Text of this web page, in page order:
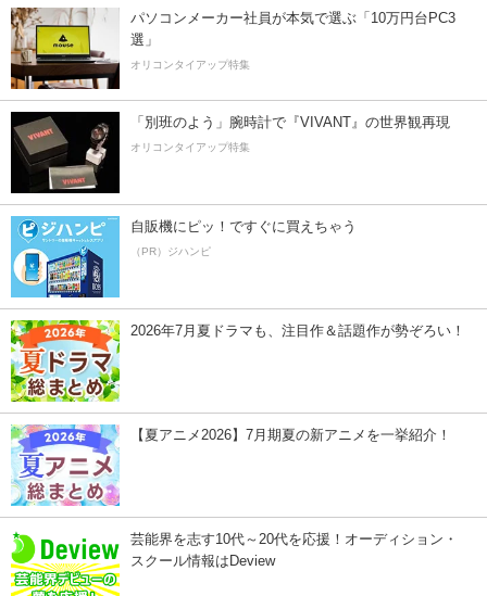
パソコンメーカー社員が本気で選ぶ「10万円台PC3
選」
オリコンタイアップ特集
「別班のよう」腕時計で『VIVANT』の世界観再現
オリコンタイアップ特集
自販機にピッ！ですぐに買えちゃう
（PR）ジハンピ
2026年7月夏ドラマも、注目作＆話題作が勢ぞろい！
【夏アニメ2026】7月期夏の新アニメを一挙紹介！
芸能界を志す10代～20代を応援！オーディション・
スクール情報はDeview